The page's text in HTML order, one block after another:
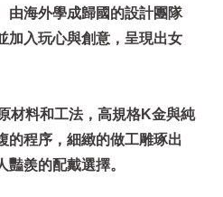
由海外學成歸國的設計團隊
加入玩心與創意，呈現出女
材料和工法，高規格K金與純
的程序，細緻的做工雕琢出
羨的配戴選擇。